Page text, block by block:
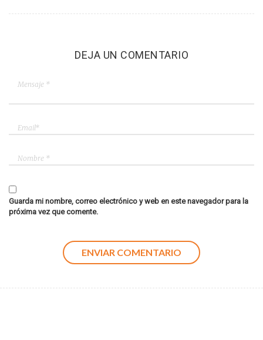
DEJA UN COMENTARIO
Guarda mi nombre, correo electrónico y web en este navegador para la
próxima vez que comente.